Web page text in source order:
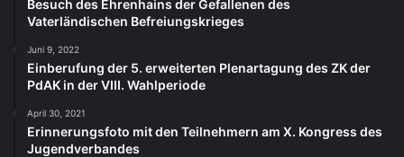
Besuch des Ehrenhains der Gefallenen des
Vaterländischen Befreiungskrieges
Juni 9, 2022
Einberufung der 5. erweiterten Plenartagung des ZK der
PdAK in der VIII. Wahlperiode
April 30, 2021
Erinnerungsfoto mit den Teilnehmern am X. Kongress des
Jugendverbandes